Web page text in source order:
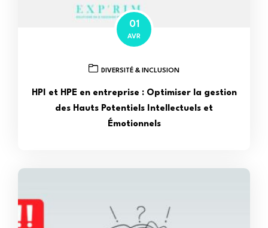
01
AVR
DIVERSITÉ & INCLUSION
HPI et HPE en entreprise : Optimiser la gestion
des Hauts Potentiels Intellectuels et
Émotionnels